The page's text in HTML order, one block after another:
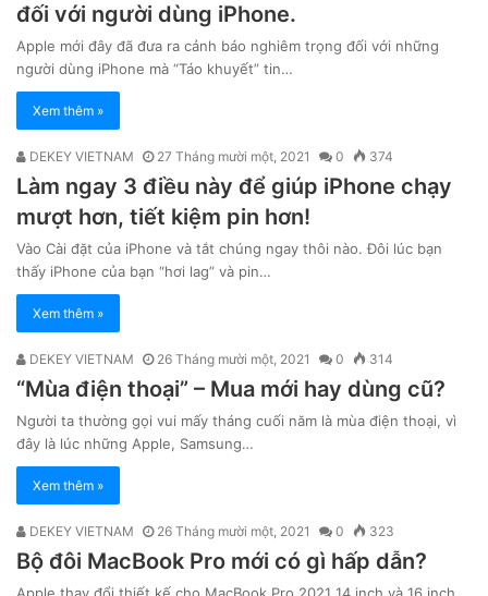
đối với người dùng iPhone.
Apple mới đây đã đưa ra cảnh báo nghiêm trọng đối với những
người dùng iPhone mà “Táo khuyết” tin…
Xem thêm »
DEKEY VIETNAM 27 Tháng mười một, 2021 0 374
Làm ngay 3 điều này để giúp iPhone chạy
mượt hơn, tiết kiệm pin hơn!
Vào Cài đặt của iPhone và tắt chúng ngay thôi nào. Đôi lúc bạn
thấy iPhone của bạn “hơi lag” và pin…
Xem thêm »
DEKEY VIETNAM 26 Tháng mười một, 2021 0 314
“Mùa điện thoại” – Mua mới hay dùng cũ?
Người ta thường gọi vui mấy tháng cuối năm là mùa điện thoại, vì
đây là lúc những Apple, Samsung…
Xem thêm »
DEKEY VIETNAM 26 Tháng mười một, 2021 0 323
Bộ đôi MacBook Pro mới có gì hấp dẫn?